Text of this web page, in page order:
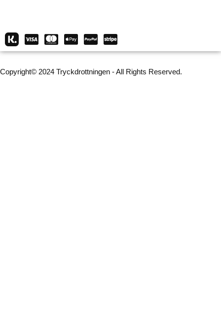
Copyright© 2024 Tryckdrottningen - All Rights Reserved.